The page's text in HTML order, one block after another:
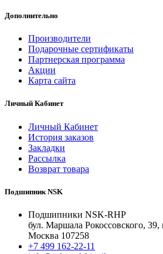
Дополнительно
Производители
Подарочные сертификаты
Партнерская программа
Акции
Карта сайта
Личный Кабинет
Личный Кабинет
История заказов
Закладки
Рассылка
Возврат товара
Подшипник NSK
Подшипники NSK-RHP
бул. Маршала Рокоссовского, 39,
Москва 107258
+7 499 162-22-11